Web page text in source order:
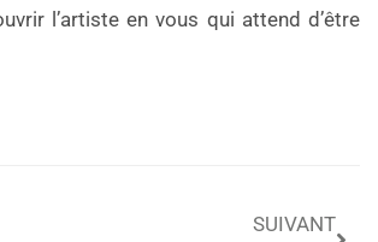
l’artiste en vous qui attend d’être
SUIVANT